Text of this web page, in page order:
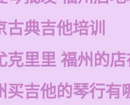
古典吉他培训
克里里 福州的
买吉他的琴行有